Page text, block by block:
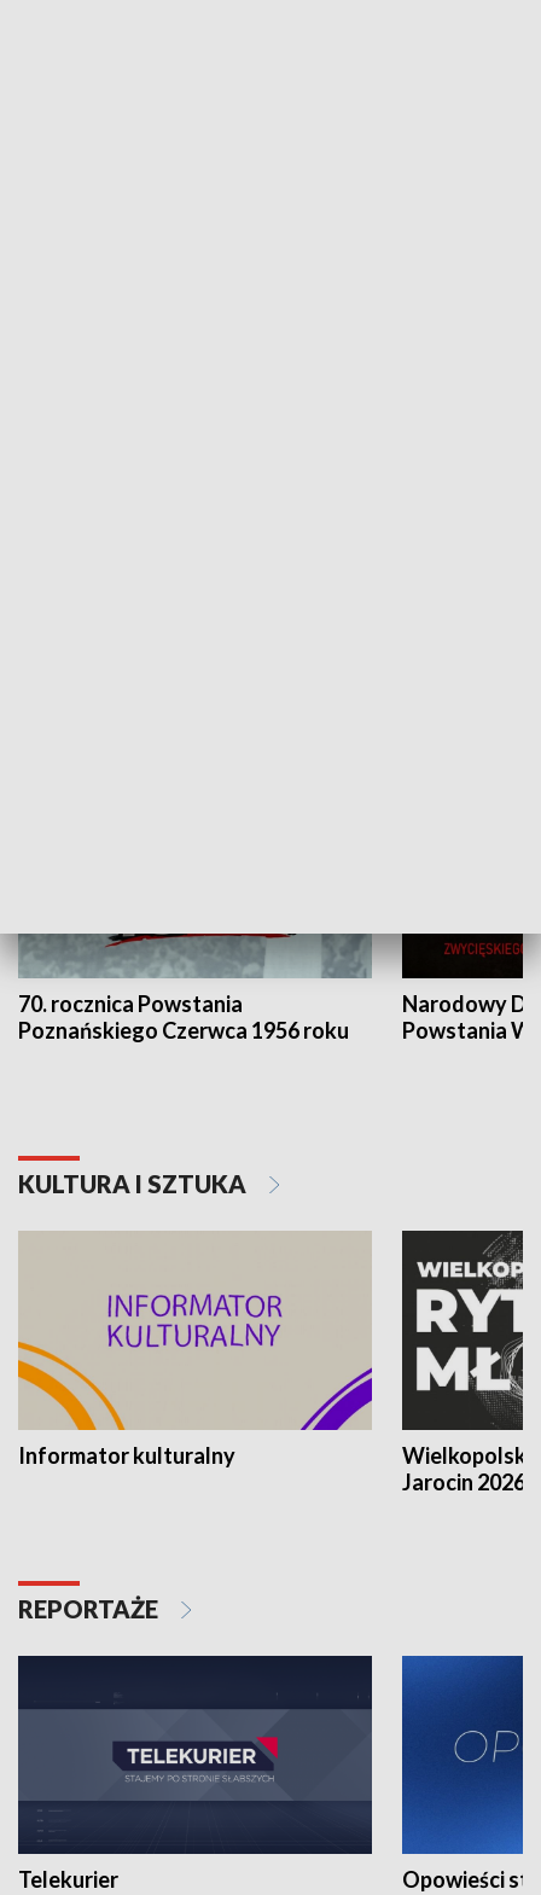
70. rocznica Powstania
Poznańskiego Czerwca 1956 roku
Narodowy
Powstania
KULTURA I SZTUKA
Informator kulturalny
Jarocin 2026
REPORTAŻE
Telekurier Opowieści